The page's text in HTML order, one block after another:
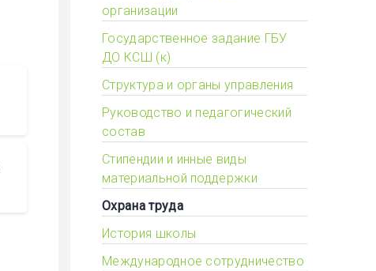
организации
Государственное задание ГБУ
ДО КСШ (к)
Структура и органы управления
Руководство и педагогический
состав
Стипендии и инные виды
материальной поддержки
Охрана труда
История школы
Международное сотрудничество